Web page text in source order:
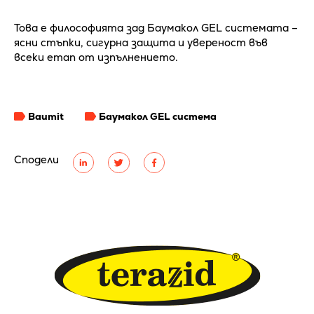
Сподели
Това е философията зад Баумакол GEL системата –
ясни стъпки, сигурна защита и увереност във
всеки етап от изпълнението.
Baumit Баумакол GEL система